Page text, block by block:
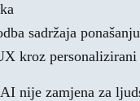
sadržaja
kroz personalizirani
AI nije zamjena za